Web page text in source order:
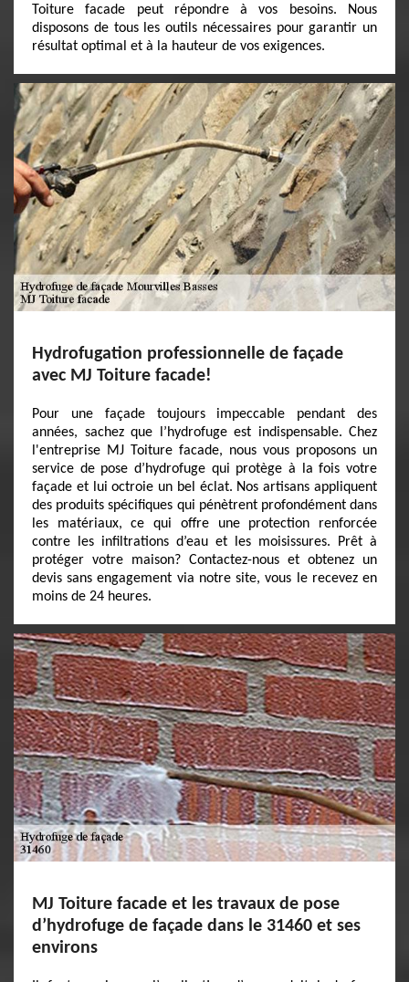
Toiture facade peut répondre à vos besoins. Nous
disposons de tous les outils nécessaires pour garantir un
résultat optimal et à la hauteur de vos exigences.
Hydrofugation professionnelle de façade
avec MJ Toiture facade!
Pour une façade toujours impeccable pendant des
années, sachez que l’hydrofuge est indispensable. Chez
l'entreprise MJ Toiture facade, nous vous proposons un
service de pose d’hydrofuge qui protège à la fois votre
façade et lui octroie un bel éclat. Nos artisans appliquent
des produits spécifiques qui pénètrent profondément dans
les matériaux, ce qui offre une protection renforcée
contre les infiltrations d’eau et les moisissures. Prêt à
protéger votre maison? Contactez-nous et obtenez un
devis sans engagement via notre site, vous le recevez en
moins de 24 heures.
MJ Toiture facade et les travaux de pose
d’hydrofuge de façade dans le 31460 et ses
environs